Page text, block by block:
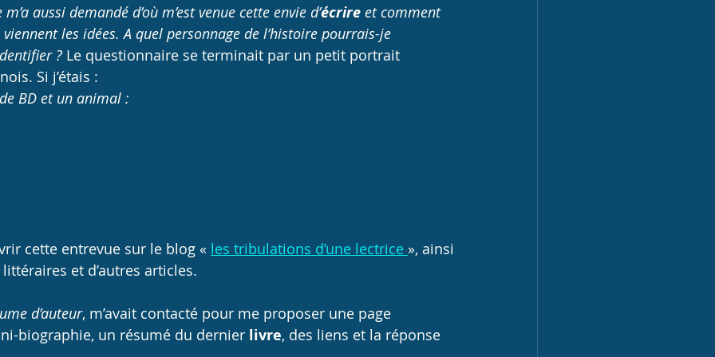
m’a aussi demandé d’où m’est venue cette envie d’écrire et comment
les idées. A quel personnage de l’histoire pourrais-je
? Le questionnaire se terminait par un petit portrait
Si j’étais :
BD et un animal :
cette entrevue sur le blog « les tribulations d’une lectrice », ainsi
et d’autres articles.
d’auteur, m’avait contacté pour me proposer une page
biographie, un résumé du dernier livre, des liens et la réponse